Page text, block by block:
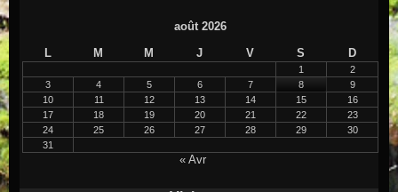
août 2026
L
M M J V S D
1
2
3
4 5 6 7 8
9
10
11 12 13 14 15
16
17
18 19 20 21 22
23
24
25 26 27 28 29
30
31
« Avr